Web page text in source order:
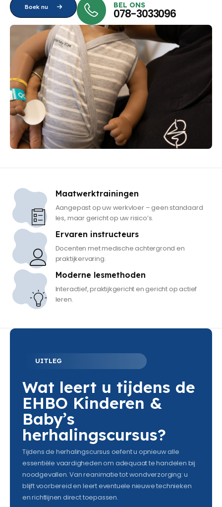
Boek nu BEL ONS
078-3033096
Maatwerktrainingen
Aangepast op uw werkvloer – geen standaard
les, maar gericht op uw risico’s.
Ervaren instructeurs
Docenten met medische achtergrond en
praktijkervaring.
Moderne lesmethoden
Interactief, praktijkgericht en gericht op actief
leren.
UITLEG
Wat leert u tijdens de
EHBO Kinderen &
Baby’s
herhalingscursus?
Tijdens de herhalingscursus oefent u opnieuw alle
essentiële vaardigheden om adequaat te handelen bij
noodgevallen. Van reanimatie tot wondverzorging: u
blijft voorbereid en leert eventuele nieuwe technieken
en richtlijnen direct toepassen.